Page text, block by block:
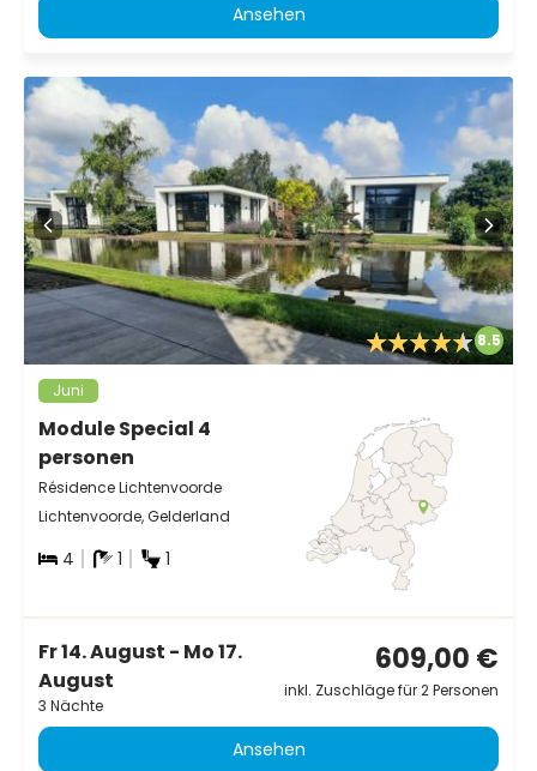
Ansehen
8.5
Juni
Module Special 4
personen
Résidence Lichtenvoorde
Lichtenvoorde, Gelderland
4 1 1
Fr 14. August - Mo 17.
August
3 Nächte
609,00 €
inkl. Zuschläge für 2 Personen
Ansehen